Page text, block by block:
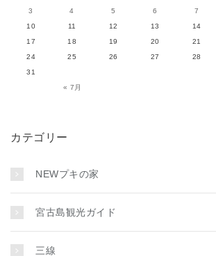
« 7月
3
4 5 6 7
10
11 12 13 14
17
18 19 20 21
24
25 26 27 28
31
カテゴリー
NEWプキの家
宮古島観光ガイド
三線